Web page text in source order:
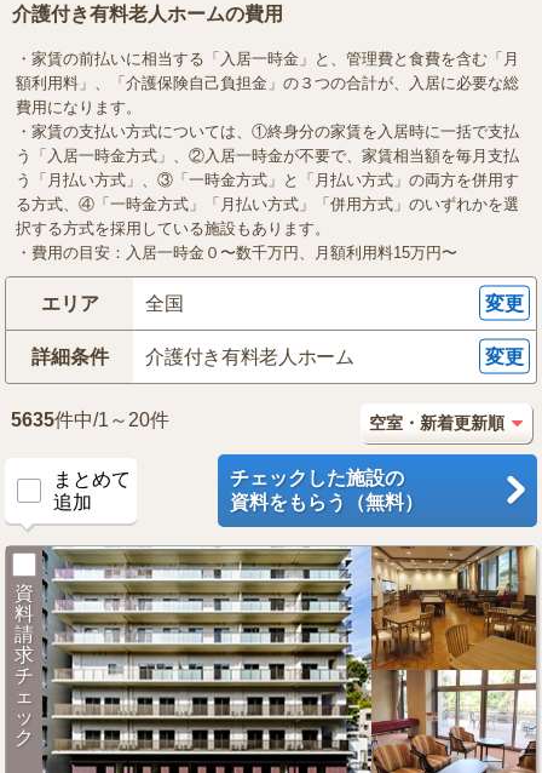
介護付き有料老人ホームの費用
・家賃の前払いに相当する「入居一時金」と、管理費と食費を含む「月
額利用料」、「介護保険自己負担金」の３つの合計が、入居に必要な総
費用になります。
・家賃の支払い方式については、①終身分の家賃を入居時に一括で支払
う「入居一時金方式」、②入居一時金が不要で、家賃相当額を毎月支払
う「月払い方式」、③「一時金方式」と「月払い方式」の両方を併用す
る方式、④「一時金方式」「月払い方式」「併用方式」のいずれかを選
択する方式を採用している施設もあります。
・費用の目安：入居一時金０〜数千万円、月額利用料15万円〜
エリア 全国 変更
詳細条件 介護付き有料老人ホーム 変更
5635件中/1～20件
まとめて
追加
チェックした施設の
資料をもらう（無料）
資
料
請
求
チ
ェ
ッ
ク